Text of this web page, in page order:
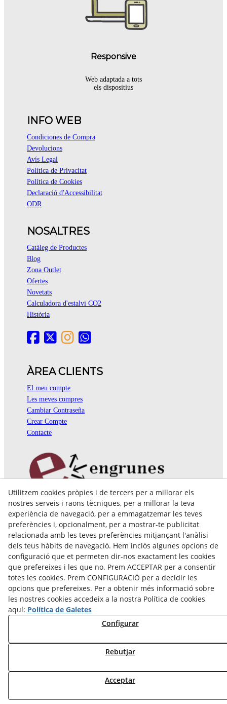
Responsive
Web adaptada a tots
els dispositius
INFO WEB
Condiciones de Compra
Devolucions
Avís Legal
Política de Privacitat
Política de Cookies
Declaració d'Accessibilitat
ODR
NOSALTRES
Catàleg de Productes
Blog
Zona Outlet
Ofertes
Novetats
Calculadora d'estalvi CO2
Història
ÀREA CLIENTS
El meu compte
Les meves compres
Cambiar Contraseña
Crear Compte
Contacte
Pol. Ind. Coll de Montcada
Cr. Roca Plana, 14-16
08110 Montcada i Reixac (Barcelona)
935 829 999
engrunes@engrunes.org
© 08/2026 FUNDACIÓ PRIVADA ENGRUNES - Tots els drets
reservats.
Utilitzem cookies pròpies i de tercers per a millorar els
nostres serveis i raons tècniques, per a millorar la teva
experiència de navegació, per a emmagatzemar les teves
preferències i, opcionalment, per a mostrar-te publicitat
relacionada amb les teves preferències mitjançant l'anàlisi
dels teus hàbits de navegació. Hem inclòs algunes opcions de
configuració que et permeten dir-nos exactament les cookies
que prefereixes i les que no. Prem ACCEPTAR per a consentir
totes les cookies. Prem CONFIGURACIÓ per a decidir les
opcions que prefereixes. Per a obtenir més informació sobre
les nostres cookies accedeix a la nostra Política de cookies
aquí: Política de Galetes
Configurar
Rebutjar
Acceptar